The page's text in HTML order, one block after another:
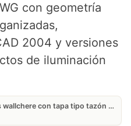
con geometría
2004 y versiones
de iluminación
Bloques CAD de dos wallchere con tapa tipo tazón Gratis